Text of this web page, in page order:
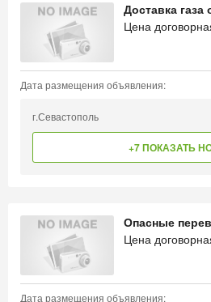
Доставка
Цена
Дата размещения объявления:
г.Севастополь
+7 ПОКАЗАТЬ
Опасные
Цена
Дата размещения объявления: